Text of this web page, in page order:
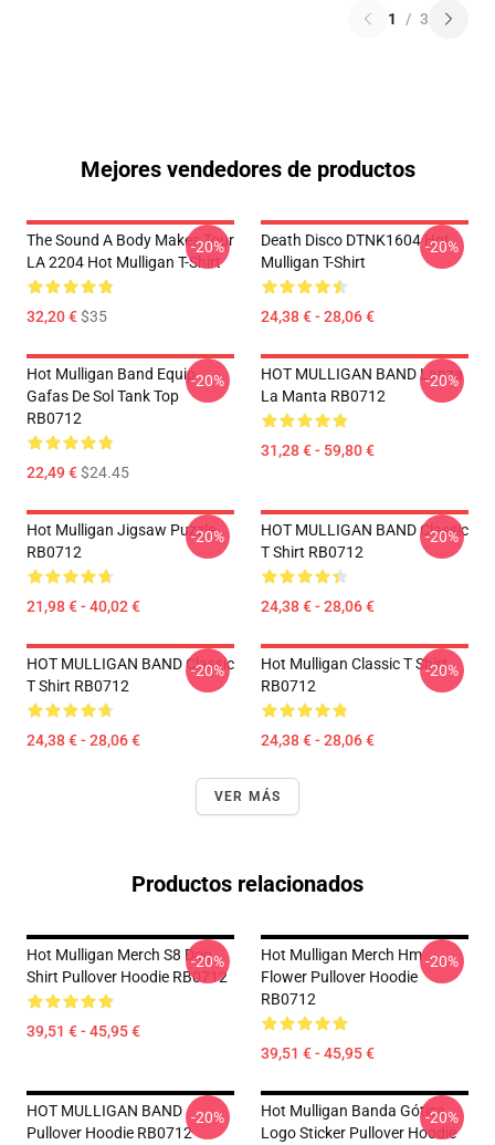
1 / 3
Mejores vendedores de productos
The Sound A Body Makes Tour
LA 2204 Hot Mulligan T-Shirt
32,20 €$35
-20%
Death Disco DTNK1604 Hot
Mulligan T-Shirt
24,38 € - 28,06 €
-20%
Hot Mulligan Band Equip
Gafas De Sol Tank Top
RB0712
22,49 €$24.45
-20%
HOT MULLIGAN BAND Lanza
La Manta RB0712
31,28 € - 59,80 €
-20%
Hot Mulligan Jigsaw Puzzle
RB0712
21,98 € - 40,02 €
-20%
HOT MULLIGAN BAND Classic
T Shirt RB0712
24,38 € - 28,06 €
-20%
HOT MULLIGAN BAND Classic
T Shirt RB0712
24,38 € - 28,06 €
-20%
Hot Mulligan Classic T Shirt
RB0712
24,38 € - 28,06 €
-20%
VER MÁS
Productos relacionados
Hot Mulligan Merch S8 Dog
Shirt Pullover Hoodie RB0712
39,51 € - 45,95 €
-20%
Hot Mulligan Merch Hm
Flower Pullover Hoodie
RB0712
39,51 € - 45,95 €
-20%
HOT MULLIGAN BAND
Pullover Hoodie RB0712
-20%
Hot Mulligan Banda Gótica
Logo Sticker Pullover Hoodie
-20%